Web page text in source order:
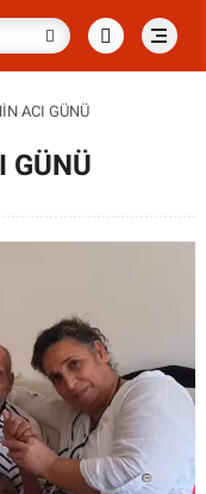
ACI GÜNÜ
GÜNÜ